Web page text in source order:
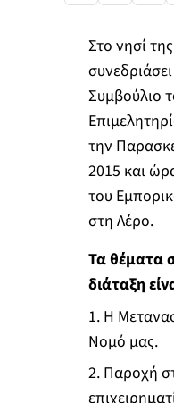
Στο νησί
Συμβούλιο
την
2015 και
του
στη Λέρο.
Τα θέματα
διάταξη
1. Η
Νομό μας.
2. Παροχή